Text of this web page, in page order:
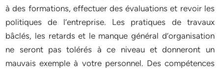
à des formations, effectuer des évaluations et revoir les
politiques de l’entreprise. Les pratiques de travaux
bâclés, les retards et le manque général d’organisation
ne seront pas tolérés à ce niveau et donneront un
mauvais exemple à votre personnel. Des compétences